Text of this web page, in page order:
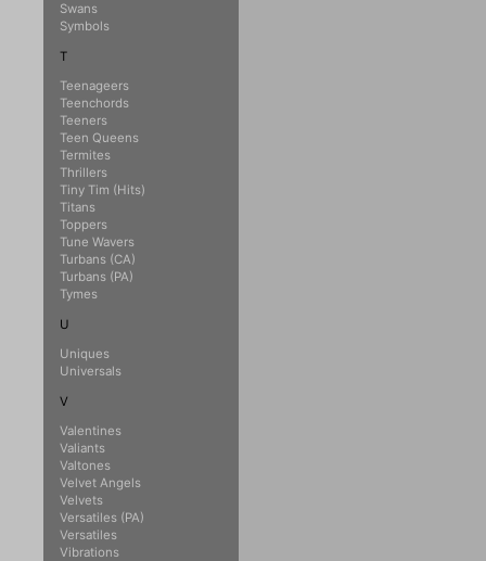
Swans
Symbols
T
Teenageers
Teenchords
Teeners
Teen Queens
Termites
Thrillers
Tiny Tim (Hits)
Titans
Toppers
Tune Wavers
Turbans (CA)
Turbans (PA)
Tymes
U
Uniques
Universals
V
Valentines
Valiants
Valtones
Velvet Angels
Velvets
Versatiles (PA)
Versatiles
Vibrations